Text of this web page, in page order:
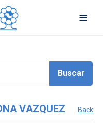
VAZQUEZ Back